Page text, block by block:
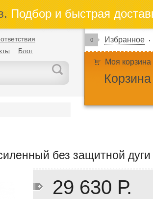
Подбор и быстрая
Блог
0 Избранное
Моя корзина
без защитной дуги
29 630 Р.